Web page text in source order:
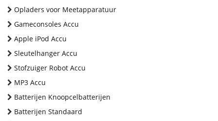
Opladers voor Meetapparatuur
Gameconsoles Accu
Apple iPod Accu
Sleutelhanger Accu
Stofzuiger Robot Accu
MP3 Accu
Batterijen Knoopcelbatterijen
Batterijen Standaard